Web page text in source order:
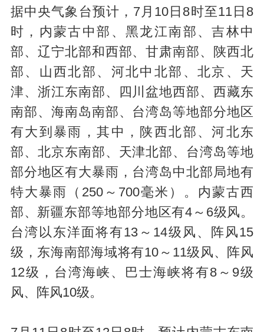
据中央气象台预计，7月10日8时至11日8
时，内蒙古中部、黑龙江南部、吉林中
部、辽宁北部和西部、甘肃南部、陕西北
部、山西北部、河北中北部、北京、天
津、浙江东南部、四川盆地西部、西藏东
南部、海南岛南部、台湾岛等地部分地区
有大到暴雨，其中，陕西北部、河北东
部、北京东南部、天津北部、台湾岛等地
部分地区有大暴雨，台湾岛中北部局地有
特大暴雨（250～700毫米）。内蒙古西
部、新疆东部等地部分地区有4～6级风。
台湾以东洋面将有13～14级风、阵风15
级，东海南部海域将有10～11级风、阵风
12级，台湾海峡、巴士海峡将有8～9级
风、阵风10级。